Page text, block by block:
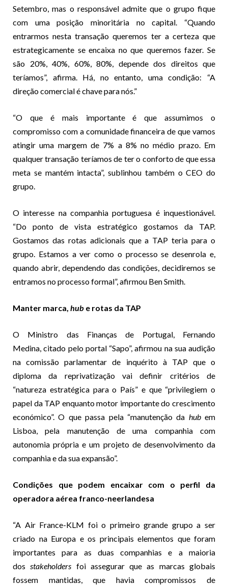
Setembro, mas o responsável admite que o grupo fique
com uma posição minoritária no capital. “Quando
entrarmos nesta transação queremos ter a certeza que
estrategicamente se encaixa no que queremos fazer. Se
são 20%, 40%, 60%, 80%, depende dos direitos que
teríamos”, afirma. Há, no entanto, uma condição: “A
direção comercial é chave para nós.”
“O que é mais importante é que assumimos o
compromisso com a comunidade financeira de que vamos
atingir uma margem de 7% a 8% no médio prazo. Em
qualquer transação teríamos de ter o conforto de que essa
meta se mantém intacta”, sublinhou também o CEO do
grupo.
O interesse na companhia portuguesa é inquestionável.
“Do ponto de vista estratégico gostamos da TAP.
Gostamos das rotas adicionais que a TAP teria para o
grupo. Estamos a ver como o processo se desenrola e,
quando abrir, dependendo das condições, decidiremos se
entramos no processo formal”, afirmou Ben Smith.
Manter marca, hub e rotas da TAP
O Ministro das Finanças de Portugal, Fernando
Medina, citado pelo portal “Sapo”, afirmou na sua audição
na comissão parlamentar de inquérito à TAP que o
diploma da reprivatização vai definir critérios de
“natureza estratégica para o País” e que “privilegiem o
papel da TAP enquanto motor importante do crescimento
económico”. O que passa pela “manutenção da hubem
Lisboa, pela manutenção de uma companhia com
autonomia própria e um projeto de desenvolvimento da
companhia e da sua expansão”.
Condições que podem encaixar com o perfil da
operadora aérea franco-neerlandesa
“A Air France-KLM foi o primeiro grande grupo a ser
criado na Europa e os principais elementos que foram
importantes para as duas companhias e a maioria
dos stakeholders foi assegurar que as marcas globais
fossem mantidas, que havia compromissos de